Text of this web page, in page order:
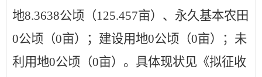
地8.3638公顷（125.457亩）、永久基本农田
0公顷（0亩）；建设用地0公顷（0亩）；未
利用地0公顷（0亩）。具体现状见《拟征收